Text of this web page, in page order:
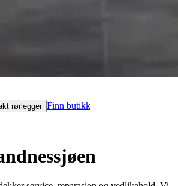
rørlegger Finn butikk